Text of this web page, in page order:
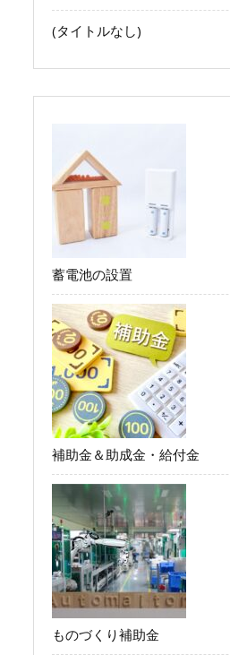
(タイトルなし)
蓄電池の設置
補助金＆助成金・給付金
ものづくり補助金